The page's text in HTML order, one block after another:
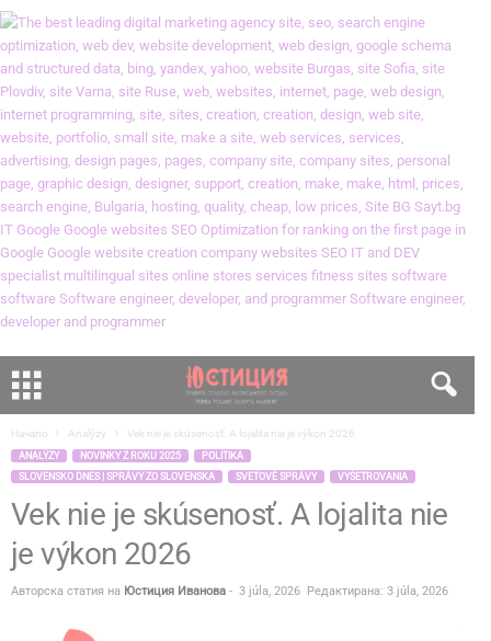
Начало Analýzy Vek nie je skúsenosť. A lojalita nie je výkon 2026
ANALÝZY NOVINKY Z ROKU 2025
POLITIKA
SLOVENSKO DNES | SPRÁVY ZO SLOVENSKA
SVETOVÉ SPRÁVY VYŠETROVANIA
Vek nie je skúsenosť. A lojalita nie
je výkon 2026
Авторска статия на Юстиция Иванова - 3 júla, 2026 Редактирана: 3 júla, 2026